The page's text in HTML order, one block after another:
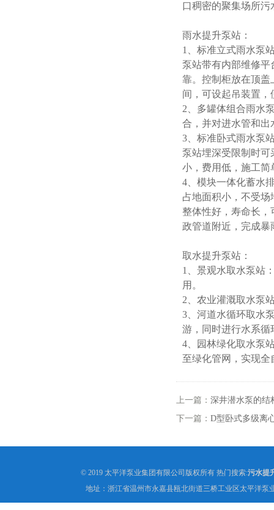
口稠密的聚集场所污
雨水提升泵站：
1、 标准立式雨水泵
泵站带有内部维修平
靠。控制柜放在顶盖
间，可设起吊装置
2、 多罐体组合雨水
合，并对进水管和出
3、 标准卧式雨水泵
泵站埋深受限制时可
小，费用低，施工简
4、 模块一体化蓄水
占地面积小，不受
整体性好，寿命长，
政管道附近，完成暴
取水提升泵站：
1、 景观水取水泵站
用。
2、 农业灌溉取水泵
3、 河道水循环取水
游，同时进行水系循
4、
园林绿化取水泵
至绿化管网，实现全
上一篇： 深井潜水泵的结
下一篇： D型卧式多级离
© 2019 太平洋泵业集团有限公司版权所有 热门搜索:污水提
地址：浙江省温州市永嘉县瓯北街道三桥工业区太平洋泵